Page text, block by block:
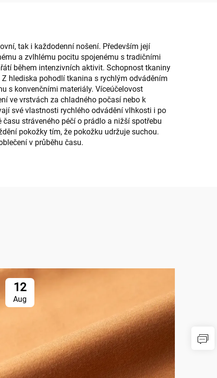
tak i každodenní nošení. Především její
a zvlhlému pocitu spojenému s tradičními
během intenzivních aktivit. Schopnost tkaniny
hlediska pohodlí tkanina s rychlým odváděním
s konvenčními materiály. Víceúčelovost
ve vrstvách za chladného počasí nebo k
své vlastnosti rychlého odvádění vlhkosti i po
stráveného péčí o prádlo a nižší spotřebu
pokožky tím, že pokožku udržuje suchou.
v průběhu času.
12
Aug